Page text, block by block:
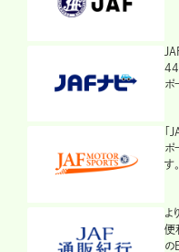
ポ
ポ
す。
よ
便
の